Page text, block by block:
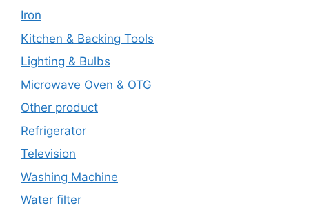
Iron
Kitchen & Backing Tools
Lighting & Bulbs
Microwave Oven & OTG
Other product
Refrigerator
Television
Washing Machine
Water filter